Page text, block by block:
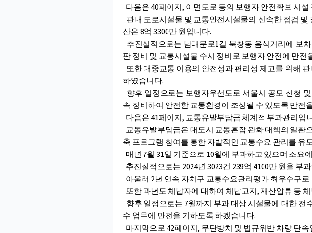
다음은 40페이지, 이면도로 등의 보행자 안전확보 시설
관내 도로시설물 및 교통안전시설물의 신속한 점검
산은 8억 3300만 원입니다.
추진실적으로는 남대문로1길 북창동 음식거리에 보
판 정비 및 교통시설물 수시 정비로 보행자 안전에 만전
또한 대중교통 이용의 안전성과 편리성 제고를 위해
하였습니다.
향후 일정으로는 보행자우선도로 서울시 공모 신청
속 정비하여 안전한 교통환경이 조성될 수 있도록 만전
다음은 41페이지, 교통유발부담금 체계적 부과관리입
교통유발부담금은 대도시 교통혼잡 완화 대책의 일환
축 프로그램 참여를 통한 자발적인 교통수요 관리를 유
매년 7월 31일 기준으로 10월에 부과하고 있으며 소요
추진실적으로는 2024년 3023건 239억 4100만 원을 부
아울러 2년 연속 자치구 교통수요관리평가 최우수구
또한 과년도 체납자에 대하여 체납고지, 재산압류 등
향후 일정으로는 7월까지 부과 대상 시설물에 대한
수 업무에 만전을 기하도록 하겠습니다.
마지막으로 42페이지, 무단방치 및 법규위반 차량 단속